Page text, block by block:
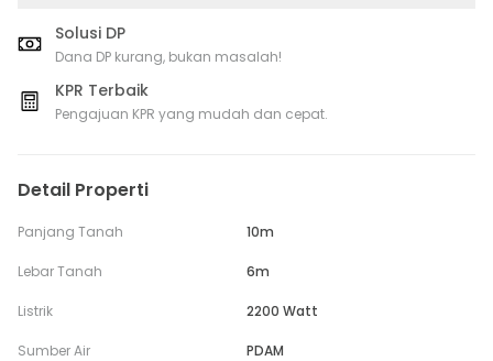
Solusi DP
Dana DP kurang, bukan masalah!
KPR Terbaik
Pengajuan KPR yang mudah dan cepat.
Detail Properti
Panjang Tanah 10m
Lebar Tanah 6m
Listrik 2200 Watt
Sumber Air PDAM